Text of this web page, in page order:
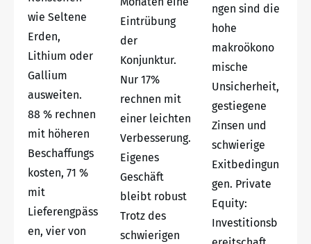
wie Seltene
Erden,
Lithium oder
Gallium
ausweiten.
88 % rechnen
mit höheren
Beschaffungs
kosten, 71 %
mit
Lieferengpäss
en, vier von
Eintrübung
der
Konjunktur.
Nur 17%
rechnen mit
einer leichten
Verbesserung.
Eigenes
Geschäft
bleibt robust
Trotz des
schwierigen
ngen sind die
hohe
makroökono
mische
Unsicherheit,
gestiegene
Zinsen und
schwierige
Exitbedingun
gen. Private
Equity:
Investitionsb